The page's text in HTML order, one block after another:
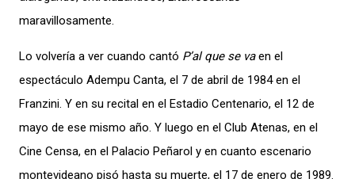
maravillosamente.
Lo volvería a ver cuando cantó P’al que se vaen el
espectáculo Adempu Canta, el 7 de abril de 1984 en el
Franzini. Y en su recital en el Estadio Centenario, el 12 de
mayo de ese mismo año. Y luego en el Club Atenas, en el
Cine Censa, en el Palacio Peñarol y en cuanto escenario
montevideano pisó hasta su muerte, el 17 de enero de 1989.